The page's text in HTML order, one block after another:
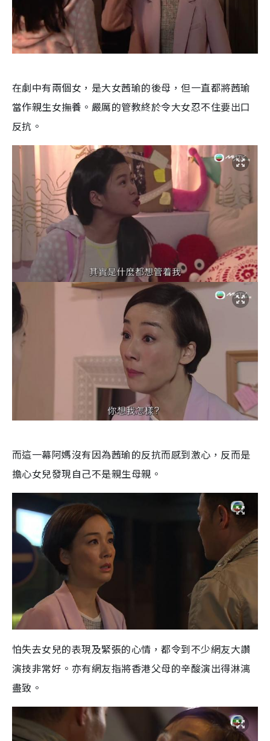
在劇中有兩個女，是大女茜瑜的後母，但一直都將茜瑜
當作親生女撫養。嚴厲的管教終於令大女忍不住要出口
反抗。
而這一幕阿媽沒有因為茜瑜的反抗而感到激心，反而是
擔心女兒發現自己不是親生母親。
怕失去女兒的表現及緊張的心情，都令到不少網友大讚
演技非常好。亦有網友指將香港父母的辛酸演出得淋漓
盡致。